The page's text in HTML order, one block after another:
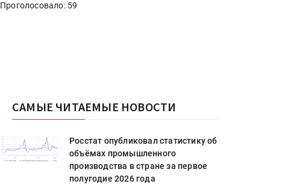
Проголосовало: 59
САМЫЕ ЧИТАЕМЫЕ НОВОСТИ
Росстат опубликовал статистику об
объёмах промышленного
производства в стране за первое
полугодие 2026 года